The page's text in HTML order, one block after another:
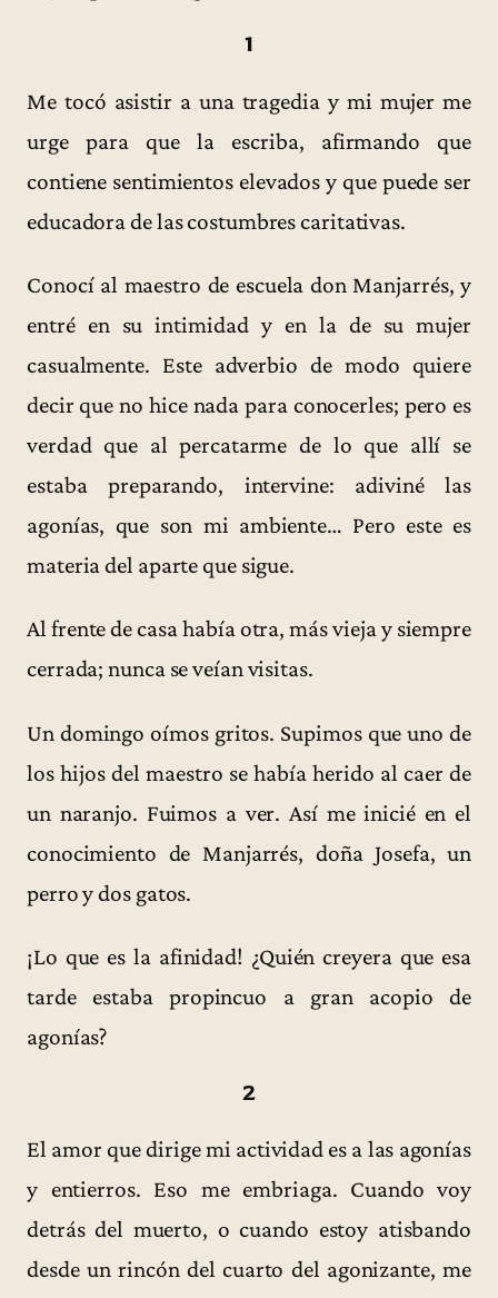
1
Me tocó asistir a una tragedia y mi mujer me
urge para que la escriba, afirmando que
contiene sentimientos elevados y que puede ser
educadora de las costumbres caritativas.
Conocí al maestro de escuela don Manjarrés, y
entré en su intimidad y en la de su mujer
casualmente. Este adverbio de modo quiere
decir que no hice nada para conocerles; pero es
verdad que al percatarme de lo que allí se
estaba preparando, intervine: adiviné las
agonías, que son mi ambiente… Pero este es
materia del aparte que sigue.
Al frente de casa había otra, más vieja y siempre
cerrada; nunca se veían visitas.
Un domingo oímos gritos. Supimos que uno de
los hijos del maestro se había herido al caer de
un naranjo. Fuimos a ver. Así me inicié en el
conocimiento de Manjarrés, doña Josefa, un
perro y dos gatos.
¡Lo que es la afinidad! ¿Quién creyera que esa
tarde estaba propincuo a gran acopio de
agonías?
2
El amor que dirige mi actividad es a las agonías
y entierros. Eso me embriaga. Cuando voy
detrás del muerto, o cuando estoy atisbando
desde un rincón del cuarto del agonizante, me